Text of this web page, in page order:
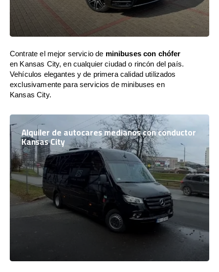
Contrate el mejor servicio de minibuses con chófer
en Kansas City, en cualquier ciudad o rincón del país.
Vehículos elegantes y de primera calidad utilizados
exclusivamente para servicios de minibuses en
Kansas City.
Alquiler de autocares medianos con conductor
Kansas City